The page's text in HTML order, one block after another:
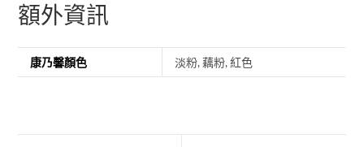
額外資訊
康乃馨顏色 淡粉, 藕粉, 紅色